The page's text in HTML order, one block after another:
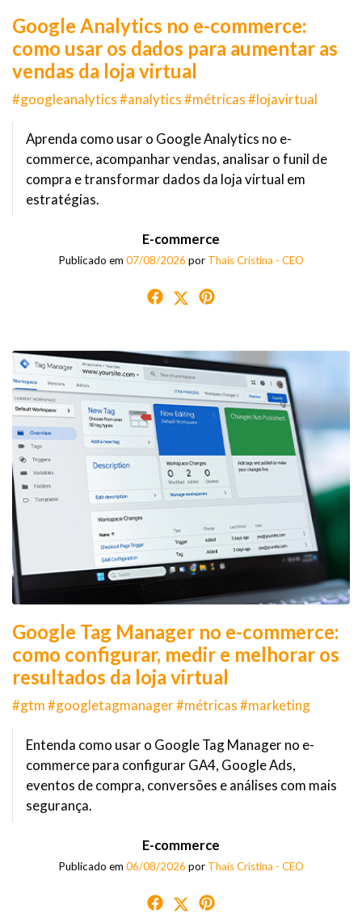
Google Analytics no e-commerce:
como usar os dados para aumentar as
vendas da loja virtual
#googleanalytics #analytics #métricas #lojavirtual
Aprenda como usar o Google Analytics no e-
commerce, acompanhar vendas, analisar o funil de
compra e transformar dados da loja virtual em
estratégias.
E-commerce
Publicado em 07/08/2026 por Thaís Cristina - CEO
Google Tag Manager no e-commerce:
como configurar, medir e melhorar os
resultados da loja virtual
#gtm #googletagmanager #métricas #marketing
Entenda como usar o Google Tag Manager no e-
commerce para configurar GA4, Google Ads,
eventos de compra, conversões e análises com mais
segurança.
E-commerce
Publicado em 06/08/2026 por Thaís Cristina - CEO